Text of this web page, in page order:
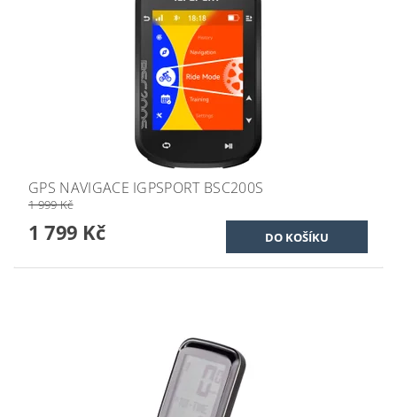
GPS NAVIGACE IGPSPORT BSC200S
1 999 Kč
1 799 Kč